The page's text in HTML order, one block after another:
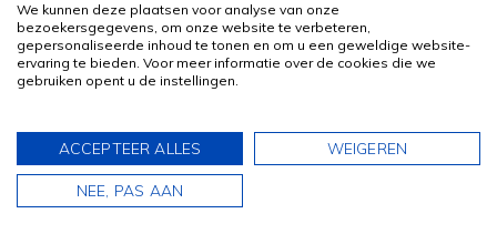
© Copyright2026- Theme ByDMWS-RSS-feed
We kunnen deze plaatsen voor analyse van onze
bezoekersgegevens, om onze website te verbeteren,
gepersonaliseerde inhoud te tonen en om u een geweldige website-
ervaring te bieden. Voor meer informatie over de cookies die we
gebruiken opent u de instellingen.
ACCEPTEER ALLES WEIGEREN
NEE, PAS AAN